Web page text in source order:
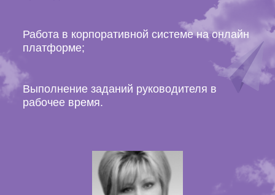
Работа в корпоративной системе на онлайн
платформе;
Выполнение заданий руководителя в
рабочее время.